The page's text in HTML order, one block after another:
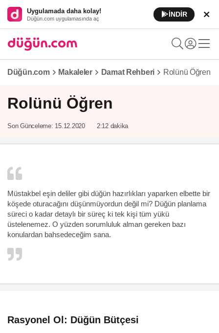
Uygulamada daha kolay!
Düğün.com uygulamasında aç
İNDİR
Düğün.com Makaleler Damat Rehberi Rolünü Öğren
Rolünü Öğren
Son Günceleme: 15.12.2020 2:12 dakika
Müstakbel eşin deliler gibi düğün hazırlıkları yaparken elbette bir
köşede oturacağını düşünmüyordun değil mi? Düğün planlama
süreci o kadar detaylı bir süreç ki tek kişi tüm yükü
üstelenemez. O yüzden sorumluluk alman gereken bazı
konulardan bahsedeceğim sana.
Rasyonel Ol: Düğün Bütçesi